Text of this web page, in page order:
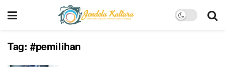
Tag: #pemilihan